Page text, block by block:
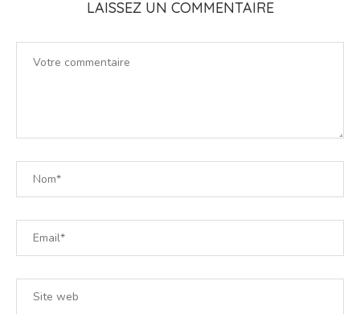
même chose… plus qu’une question de jours pour moi… 😀